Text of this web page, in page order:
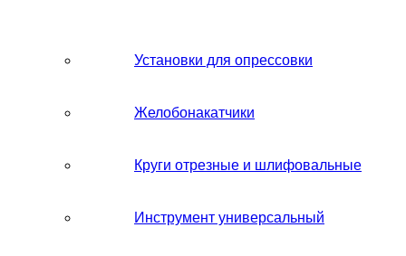
Установки для опрессовки
Желобонакатчики
Круги отрезные и шлифовальные
Инструмент универсальный